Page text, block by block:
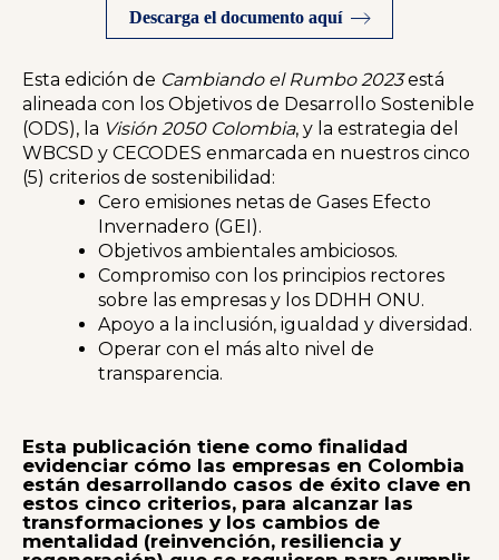
Descarga el documento aquí
Esta edición de Cambiando el Rumbo 2023está
alineada con los Objetivos de Desarrollo Sostenible
(ODS), la Visión 2050 Colombia, y la estrategia del
WBCSD y CECODES enmarcada en nuestros cinco
(5) criterios de sostenibilidad:
Cero emisiones netas de Gases Efecto
Invernadero (GEI).
Objetivos ambientales ambiciosos.
Compromiso con los principios rectores
sobre las empresas y los DDHH ONU.
Apoyo a la inclusión, igualdad y diversidad.
Operar con el más alto nivel de
transparencia.
Esta publicación tiene como finalidad
evidenciar cómo las empresas en Colombia
están desarrollando casos de éxito clave en
estos cinco criterios, para alcanzar las
transformaciones y los cambios de
mentalidad (reinvención, resiliencia y